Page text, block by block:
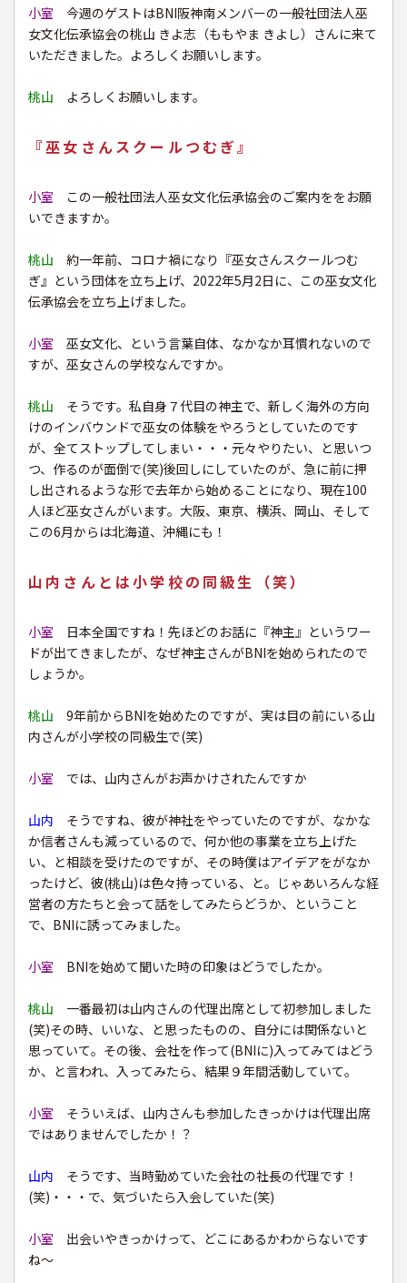
小室 今週のゲストはBNI阪神南メンバーの一般社団法人巫
女文化伝承協会の桃山 きよ志（ももやま きよし）さんに来て
いただきました。よろしくお願いします。
桃山 よろしくお願いします。
『巫女さんスクールつむぎ』
小室 この一般社団法人巫女文化伝承協会のご案内ををお願
いできますか。
桃山 約一年前、コロナ禍になり『巫女さんスクールつむ
ぎ』という団体を立ち上げ、2022年5月2日に、この巫女文化
伝承協会を立ち上げました。
小室 巫女文化、という言葉自体、なかなか耳慣れないので
すが、巫女さんの学校なんですか。
桃山 そうです。私自身７代目の神主で、新しく海外の方向
けのインバウンドで巫女の体験をやろうとしていたのです
が、全てストップしてしまい・・・元々やりたい、と思いつ
つ、作るのが面倒で(笑)後回しにしていたのが、急に前に押
し出されるような形で去年から始めることになり、現在100
人ほど巫女さんがいます。大阪、東京、横浜、岡山、そして
この6月からは北海道、沖縄にも！
山内さんとは小学校の同級生（笑）
小室 日本全国ですね！先ほどのお話に『神主』というワー
ドが出てきましたが、なぜ神主さんがBNIを始められたので
しょうか。
桃山 9年前からBNIを始めたのですが、実は目の前にいる山
内さんが小学校の同級生で(笑)
小室 では、山内さんがお声かけされたんですか
山内 そうですね、彼が神社をやっていたのですが、なかな
か信者さんも減っているので、何か他の事業を立ち上げた
い、と相談を受けたのですが、その時僕はアイデアをがなか
ったけど、彼(桃山)は色々持っている、と。じゃあいろんな経
営者の方たちと会って話をしてみたらどうか、ということ
で、BNIに誘ってみました。
小室 BNIを始めて聞いた時の印象はどうでしたか。
桃山 一番最初は山内さんの代理出席として初参加しました
(笑)その時、いいな、と思ったものの、自分には関係ないと
思っていて。その後、会社を作って(BNIに)入ってみてはどう
か、と言われ、入ってみたら、結果９年間活動していて。
小室 そういえば、山内さんも参加したきっかけは代理出席
ではありませんでしたか！？
山内 そうです、当時勤めていた会社の社長の代理です！
(笑)・・・で、気づいたら入会していた(笑)
小室 出会いやきっかけって、どこにあるかわからないです
ね〜